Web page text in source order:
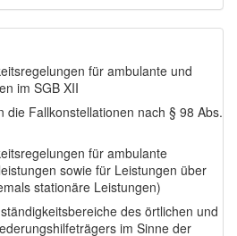
für ambulante und
im SGB XII
die Fallkonstellationen nach § 98 Abs.
für ambulante
sowie für Leistungen über
stationäre Leistungen)
des örtlichen und
im Sinne der